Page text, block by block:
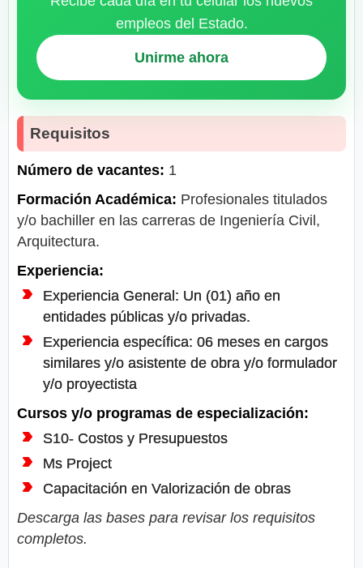
empleos del Estado.
Unirme ahora
Requisitos
Número de vacantes: 1
Formación Académica: Profesionales titulados
y/o bachiller en las carreras de Ingeniería Civil,
Arquitectura.
Experiencia:
Experiencia General: Un (01) año en
entidades públicas y/o privadas.
Experiencia específica: 06 meses en cargos
similares y/o asistente de obra y/o formulador
y/o proyectista
Cursos y/o programas de especialización:
S10- Costos y Presupuestos
Ms Project
Capacitación en Valorización de obras
Descarga las bases para revisar los requisitos
completos.